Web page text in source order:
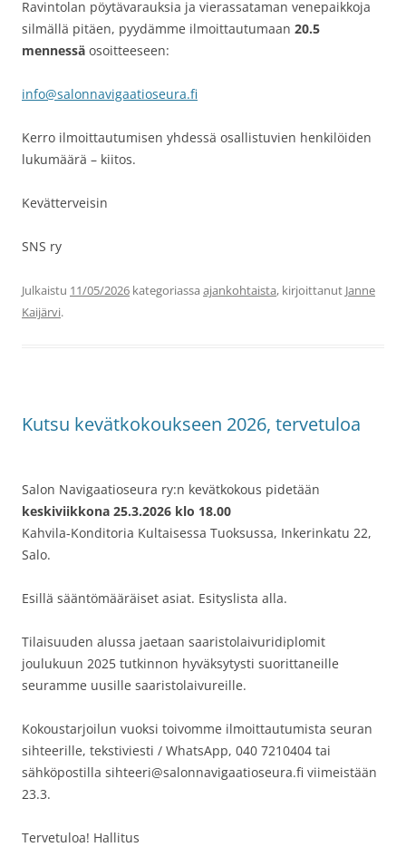
Ravintolan pöytävarauksia ja vierassataman venepaikkoja
silmällä pitäen, pyydämme ilmoittautumaan 20.5
mennessä osoitteeseen:
info@salonnavigaatioseura.fi
Kerro ilmoittautumisen yhdessä osallistuvien henkilöiden
lukumäärä – kiitos.
Kevätterveisin
SNS ry
Julkaistu 11/05/2026 kategoriassa ajankohtaista, kirjoittanut Janne
Kaijärvi.
Kutsu kevätkokoukseen 2026, tervetuloa
Salon Navigaatioseura ry:n kevätkokous pidetään
keskiviikkona 25.3.2026 klo 18.00
Kahvila-Konditoria Kultaisessa Tuoksussa, Inkerinkatu 22,
Salo.
Esillä sääntömääräiset asiat. Esityslista alla.
Tilaisuuden alussa jaetaan saaristolaivuridiplomit
joulukuun 2025 tutkinnon hyväksytysti suorittaneille
seuramme uusille saaristolaivureille.
Kokoustarjoilun vuoksi toivomme ilmoittautumista seuran
sihteerille, tekstiviesti / WhatsApp, 040 7210404 tai
sähköpostilla sihteeri@salonnavigaatioseura.fi viimeistään
23.3.
Tervetuloa! Hallitus